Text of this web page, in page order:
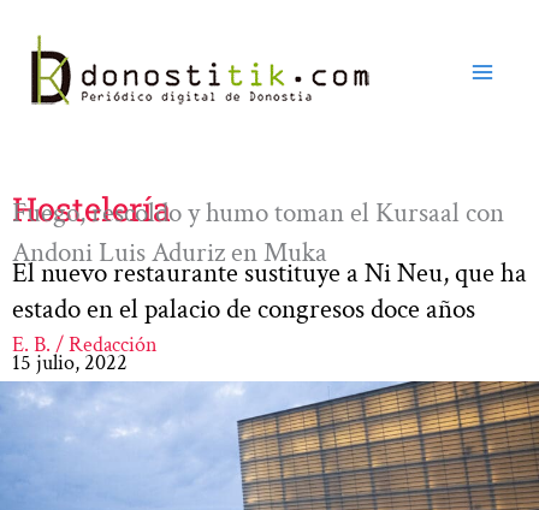
contenido
Hostelería
Fuego, rescoldo y humo toman el Kursaal con
Andoni Luis Aduriz en Muka
El nuevo restaurante sustituye a Ni Neu, que ha
estado en el palacio de congresos doce años
E. B. / Redacción
15 julio, 2022